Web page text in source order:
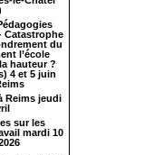
Catastrophe
du
l’école
hauteur ?
4 et 5 juin
Reims jeudi
sur les
mardi 10